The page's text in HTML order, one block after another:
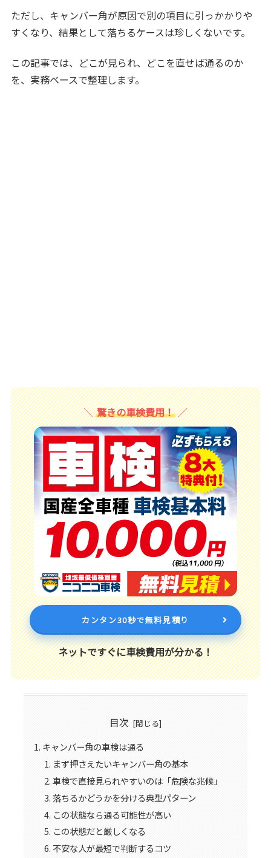
ただし、キャンバー角が原因で別の項目に引っかかりや
すくなり、結果として落ちるケースは珍しくないです。
この記事では、どこが見られ、どこを直せば通るのか
を、実務ベースで整理します。
驚きの車検費用！
カンタン30秒で無料見積り
ネットですぐに車検費用が分かる！
目次
キャンバー角の車検は通る
まず押さえたいキャンバー角の基本
車検で直接見られやすいのは「危険な兆候」
落ちるかどうかを分ける典型パターン
この状態なら通る可能性が高い
この状態だと厳しくなる
不安な人が最短で判断するコツ